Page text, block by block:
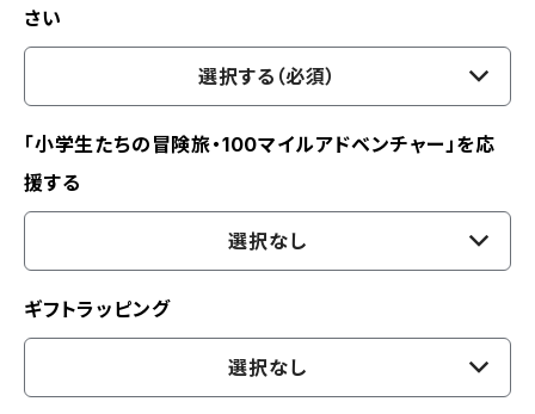
さい
選択する（必須）
「小学生たちの冒険旅・100マイルアドベンチャー」を応
援する
選択なし
ギフトラッピング
選択なし